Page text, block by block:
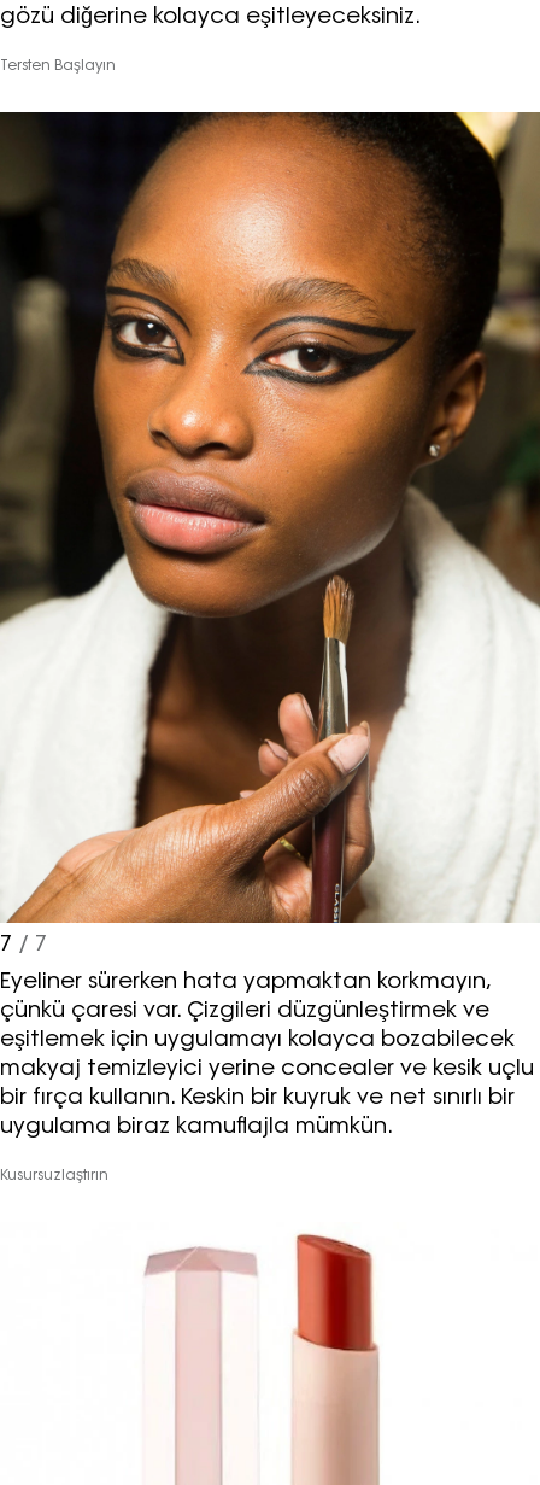
gözü diğerine kolayca eşitleyeceksiniz.
Tersten Başlayın
7 / 7
Eyeliner sürerken hata yapmaktan korkmayın,
çünkü çaresi var. Çizgileri düzgünleştirmek ve
eşitlemek için uygulamayı kolayca bozabilecek
makyaj temizleyici yerine concealer ve kesik uçlu
bir fırça kullanın. Keskin bir kuyruk ve net sınırlı bir
uygulama biraz kamuflajla mümkün.
Kusursuzlaştırın